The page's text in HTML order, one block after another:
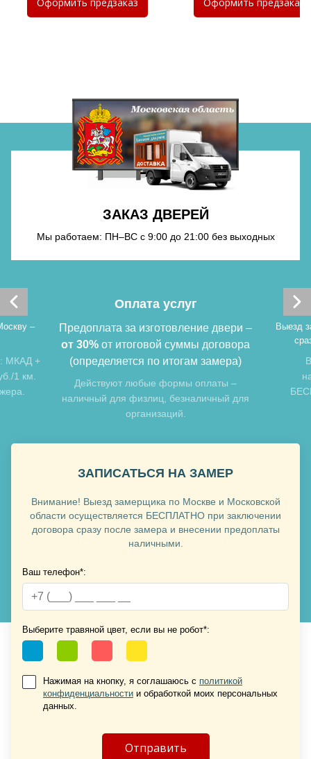
Хочу такую
Хочу такую
Хочу такую
Хочу такую
ЗАКАЗ ДВЕРЕЙ
Мы работаем: ПН–ВС с 9:00 до 21:00 без выходных
–
МКАД +
1 км.
Оплата услуг
Предоплата за изготовление двери –
от 30% от итоговой суммы договора
(определяется по итогам замера)
Действуют любые формы оплаты –
наличный для физлиц, безналичный для
организаций.
Выезд
ЗАПИСАТЬСЯ НА ЗАМЕР
Внимание! Выезд замерщика по Москве и Московской
области осуществляется БЕСПЛАТНО при заключении
договора сразу после замера и внесении предоплаты
наличными.
Ваш телефон*:
Выберите травяной цвет, если вы не робот*:
Нажимая на кнопку, я соглашаюсь с политикой
конфиденциальности и обработкой моих персональных
данных.